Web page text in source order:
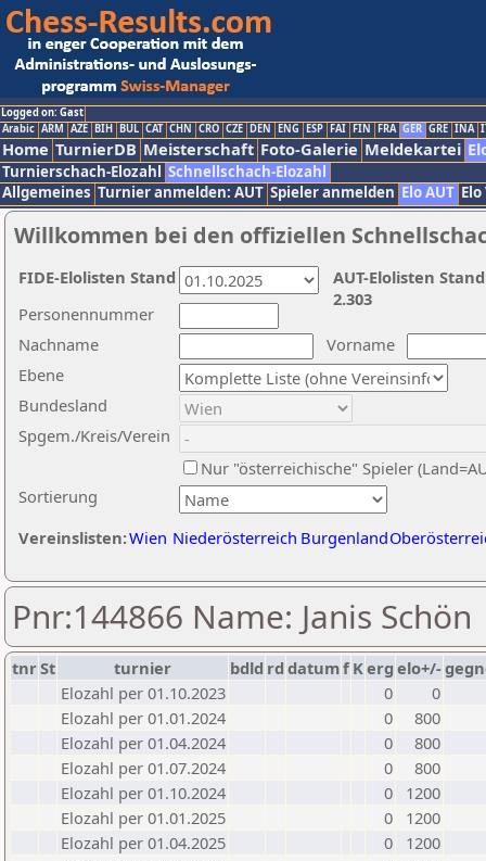
Logged on: Gast
Arabic ARM AZE BIH BUL CAT CHN CRO CZE DEN ENG ESP FAI FIN FRA GER GRE INA
Home TurnierDB Meisterschaft Foto-Galerie Meldekartei
Turnierschach-Elozahl Schnellschach-Elozahl
Allgemeines Turnier anmelden: AUT Spieler anmelden Elo AUT
Willkommen bei den offiziellen
Nachname
Vorname
Ebene
Sortierung
Personennummer
Bundesland
Spgem./Kreis/Verein
Nur "österreichische" Spieler
Vereinslisten:Wien Niederösterreich Burgenland
AUT-Elolisten
2.303
FIDE-Elolisten Stand
Pnr:144866 Name: Janis Schön
tnrSt turnier bdld rd datumf Kerg elo+/-
Elozahl per 01.10.2023
0
0
Elozahl per 01.01.2024
0
800
Elozahl per 01.04.2024
0
800
Elozahl per 01.07.2024
0
800
Elozahl per 01.10.2024
0
1200
Elozahl per 01.01.2025
0
1200
Elozahl per 01.04.2025
0
1200